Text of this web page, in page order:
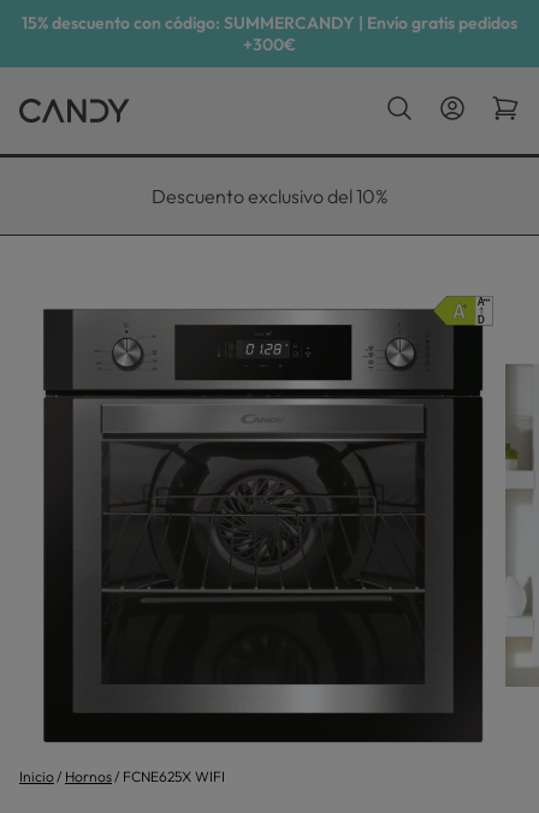
15% descuento con código: SUMMERCANDY | Envío gratis pedidos
+300€
Descuento exclusivo del 10%
Inicio Hornos FCNE625X WIFI